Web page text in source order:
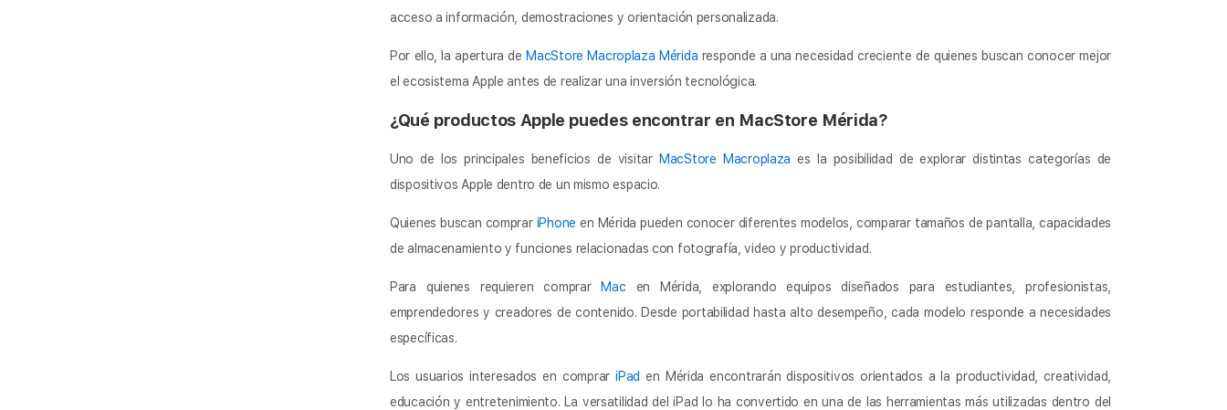
acceso a información, demostraciones y orientación personalizada.
Por ello, la apertura de MacStore Macroplaza Mérida responde a una necesidad creciente de quienes buscan conocer mejor
el ecosistema Apple antes de realizar una inversión tecnológica.
¿Qué productos Apple puedes encontrar en MacStore Mérida?
Uno de los principales beneficios de visitar MacStore Macroplaza es la posibilidad de explorar distintas categorías de
dispositivos Apple dentro de un mismo espacio.
Quienes buscan comprar iPhone en Mérida pueden conocer diferentes modelos, comparar tamaños de pantalla, capacidades
de almacenamiento y funciones relacionadas con fotografía, video y productividad.
Para quienes requieren comprar Mac en Mérida, explorando equipos diseñados para estudiantes, profesionistas,
emprendedores y creadores de contenido. Desde portabilidad hasta alto desempeño, cada modelo responde a necesidades
específicas.
Los usuarios interesados en comprariPad en Mérida encontrarán dispositivos orientados a la productividad, creatividad,
educación y entretenimiento. La versatilidad del iPad lo ha convertido en una de las herramientas más utilizadas dentro del